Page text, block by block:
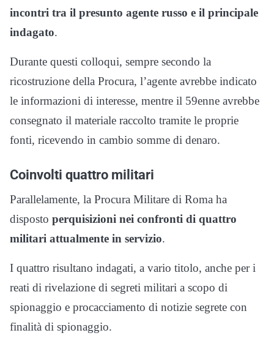
incontri tra il presunto agente russo e il principale
indagato.
Durante questi colloqui, sempre secondo la
ricostruzione della Procura, l’agente avrebbe indicato
le informazioni di interesse, mentre il 59enne avrebbe
consegnato il materiale raccolto tramite le proprie
fonti, ricevendo in cambio somme di denaro.
Coinvolti quattro militari
Parallelamente, la Procura Militare di Roma ha
disposto perquisizioni nei confronti di quattro
militari attualmente in servizio.
I quattro risultano indagati, a vario titolo, anche per i
reati di rivelazione di segreti militari a scopo di
spionaggio e procacciamento di notizie segrete con
finalità di spionaggio.